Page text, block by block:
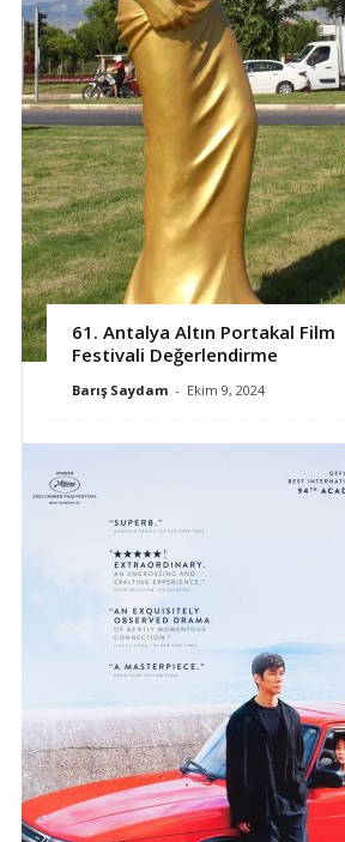
61. Antalya Altın Portakal Film
Festivali Değerlendirme
Barış Saydam - Ekim 9, 2024